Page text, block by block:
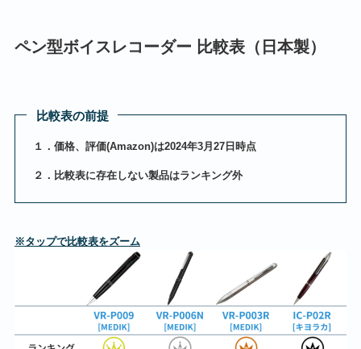
ペン型ボイスレコーダー 比較表（日本製）
比較表の前提
１．価格、評価(Amazon)は2024年3月27日時点
２．比較表に存在しない製品はランキング外
※タップで比較表をズーム